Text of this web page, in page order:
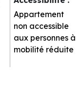
Appartement
non accessible
aux personnes à
mobilité réduite